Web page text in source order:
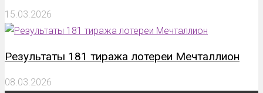
15.03.2026
Результаты 181 тиража лотереи Мечталлион
08.03.2026